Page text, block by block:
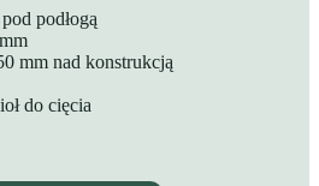
podłogą
mm nad konstrukcją
do cięcia